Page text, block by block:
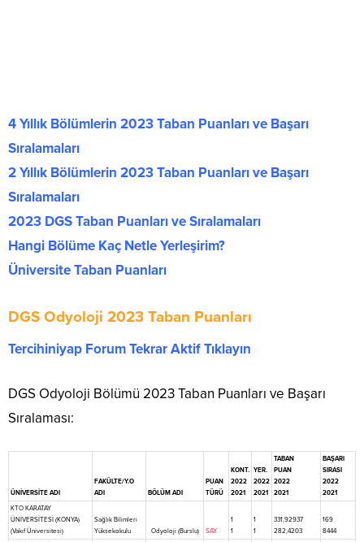
4 Yıllık Bölümlerin 2023 Taban Puanları ve Başarı
Sıralamaları
2 Yıllık Bölümlerin 2023 Taban Puanları ve Başarı
Sıralamaları
2023 DGS Taban Puanları ve Sıralamaları
Hangi Bölüme Kaç Netle Yerleşirim?
Üniversite Taban Puanları
DGS Odyoloji 2023 Taban Puanları
Tercihiniyap Forum Tekrar Aktif Tıklayın
DGS Odyoloji Bölümü 2023 Taban Puanları ve Başarı
Sıralaması:
ÜNİVERSİTE ADI
FAKÜLTE/Y.O
ADI
BÖLÜM ADI
PUAN
TÜRÜ
KONT.
2022
2021
YER.
2022
2021
TABAN
PUAN
2022
2021
BAŞARI
SIRASI
2022
2021
KTO KARATAY
ÜNİVERSİTESİ (KONYA)
(Vakıf Üniversitesi)
Sağlık Bilimleri
Yüksekokulu
Odyoloji (Burslu) SAY
1
1
1
1
331,92937
282,4203
169
8444